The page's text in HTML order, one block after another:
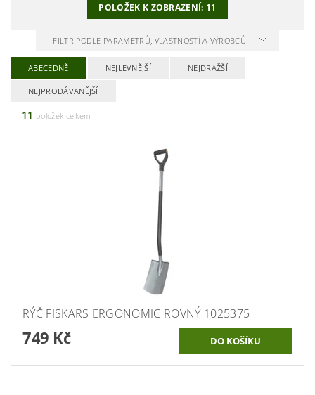
POLOŽEK K ZOBRAZENÍ: 11
FILTR PODLE PARAMETRŮ, VLASTNOSTÍ A VÝROBCŮ
ABECEDNĚ NEJLEVNĚJŠÍ NEJDRAŽŠÍ
NEJPRODÁVANĚJŠÍ
11 položek celkem
RÝČ FISKARS ERGONOMIC ROVNÝ 1025375
749 Kč